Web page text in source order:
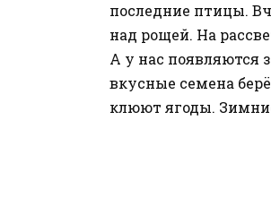
последние птицы.
над рощей. На
А у нас появляются
вкусные семена
клюют ягоды.